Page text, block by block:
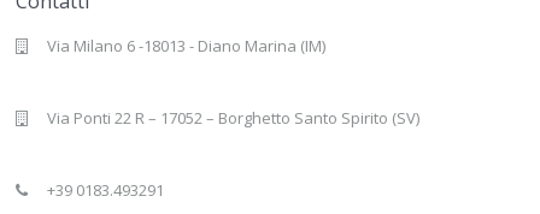
Via Milano 6 -18013 - Diano Marina (IM)
Via Ponti 22 R – 17052 – Borghetto Santo Spirito (SV)
+39 0183.493291